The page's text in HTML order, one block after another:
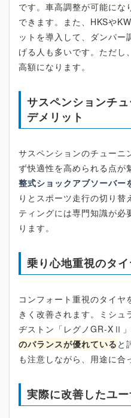
です。車高調整が可能にな
できます。また、HKSや
ットを導入して、ダンパ
げる人も多いです。ただし
高額になります。
サスペンションチ
デメリット
サスペンションのチューニ
ず快適性を高められる点が
整式ショックアブソーバー
りとスポーツ走行の切り替
ティングには専門知識が必
ります。
乗り心地重視のタ
コンフォート重視のタイ
きく改善されます。ミシュ
ヂストン「レグノGR-XⅡ」
のバランスが優れている と
も注意しながら、用途に合
実際に改善したユ